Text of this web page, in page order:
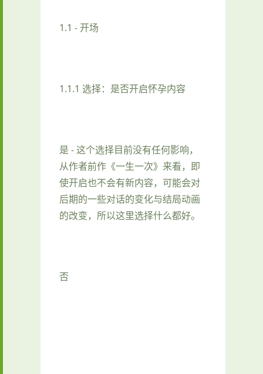
1.1 - 开场
1.1.1 选择：是否开启怀孕内容
是 - 这个选择目前没有任何影响，
从作者前作《一生一次》来看，即
使开启也不会有新内容，可能会对
后期的一些对话的变化与结局动画
的改变，所以这里选择什么都好。
否